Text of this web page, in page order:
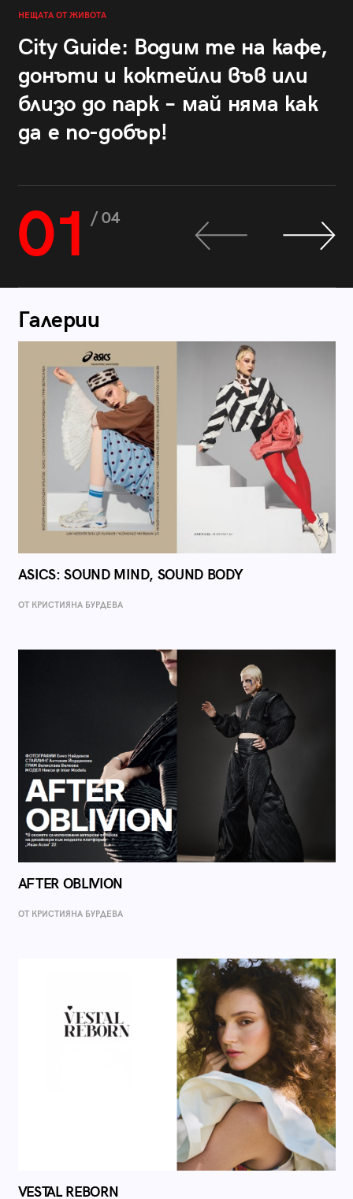
НЕЩАТА ОТ ЖИВОТА
City Guide: Водим те на кафе,
донъти и коктейли във или
близо до парк – май няма как
да е по-добър!
01 / 04
Галерии
ASICS: SOUND MIND, SOUND BODY
ОТ КРИСТИЯНА БУРДЕВА
AFTER OBLIVION
ОТ КРИСТИЯНА БУРДЕВА
VESTAL REBORN